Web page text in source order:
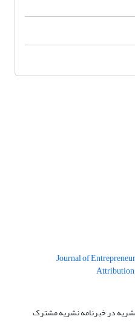
Journal of
در خبرنامه نشریه مشترک